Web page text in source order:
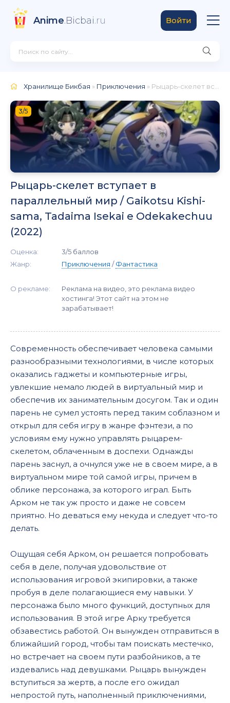
Anime.Bicbai.ru Войти
Хранилище Бикбая » Приключения » Рыцарь-скелет вступает в параллельный мир / Gaikotsu Kishi-sama, Tadaima Isekai e Odekakechuu (2022)
3/5
Рыцарь-скелет вступает в
параллельный мир / Gaikotsu Kishi-
sama, Tadaima Isekai e Odekakechuu
(2022)
Оценка:
3/5 баллов
Жанр:
Приключения /Фантастика
О рекламе:
Реклама на видео, это реклама видео
хостинга! Этот сайт на этом не
зарабатывает!
Современность обеспечивает человека самыми
разнообразными технологиями, в числе которых
оказались гаджеты и компьютерные игры,
увлекшие немало людей в виртуальный мир и
обеспечив их занимательным досугом. Так и один
парень не сумел устоять перед таким соблазном и
открыл для себя игру в жанре фэнтези, а по
условиям ему нужно управлять рыцарем-
скелетом, облаченным в доспехи. Однажды
парень заснул, а очнулся уже не в своем мире, а в
виртуальном мире той самой игры, причем в
облике персонажа, за которого играл. Быть
Арком не так уж просто и даже не совсем
приятно. Но деваться ему некуда и следует что-то
делать.
Ощущая себя Арком, он решается попробовать
себя в деле, получая удовольствие от
использования игровой экипировки, а также
пробуя в деле полагающиеся ему навыки. У
персонажа было много функций, доступных для
использования. В этой игре Арку требуется
обзавестись работой. Он вынужден отправиться в
ближайший город, чтобы там поискать местечко,
но встречает на своем пути разбойников, а те
издевались над девушками. Рыцарь вынужден
вступиться за жертв, а после его ожидал
непростой путь, наполненный приключениями,